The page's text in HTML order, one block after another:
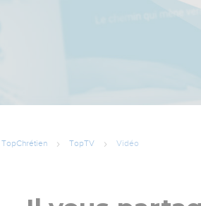
TopChrétien TopTV Vidéo